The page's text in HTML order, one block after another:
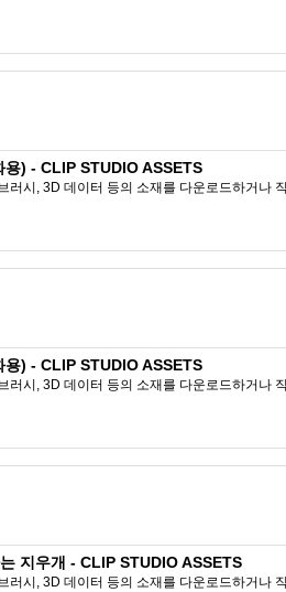
) - CLIP STUDIO ASSETS
러시, 3D 데이터 등의 소재를 다운로드하거나
) - CLIP STUDIO ASSETS
러시, 3D 데이터 등의 소재를 다운로드하거나
지우개 - CLIP STUDIO ASSETS
러시, 3D 데이터 등의 소재를 다운로드하거나